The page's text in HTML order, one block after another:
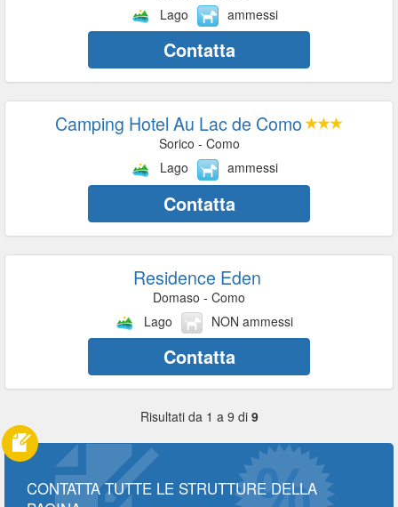
Lago
ammessi
Contatta
Camping Hotel Au Lac de Como
Sorico - Como
Lago
ammessi
Contatta
Residence Eden
Domaso - Como
Lago
NON ammessi
Contatta
Risultati da 1 a 9 di 9
CONTATTA TUTTE LE STRUTTURE DELLA